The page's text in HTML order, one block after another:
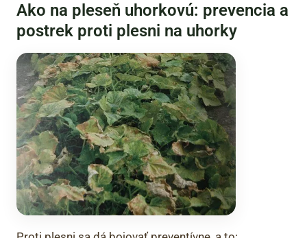
Ako na pleseň uhorkovú: prevencia a
postrek proti plesni na uhorky